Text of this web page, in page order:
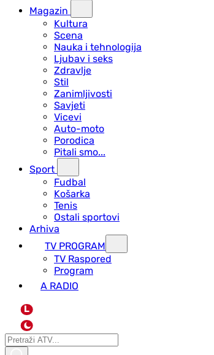
Magazin
Kultura
Scena
Nauka i tehnologija
Ljubav i seks
Zdravlje
Stil
Zanimljivosti
Savjeti
Vicevi
Auto-moto
Porodica
Pitali smo...
Sport
Fudbal
Košarka
Tenis
Ostali sportovi
Arhiva
TV PROGRAM
ТV Raspored
Program
A RADIO
L